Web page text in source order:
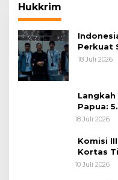
Hukkrim
Perkuat
Lintas
18 Juli 2026
Langkah
Papua:
18 Juli 2026
Komisi
Kortas
Korupsi
10 Juli 2026